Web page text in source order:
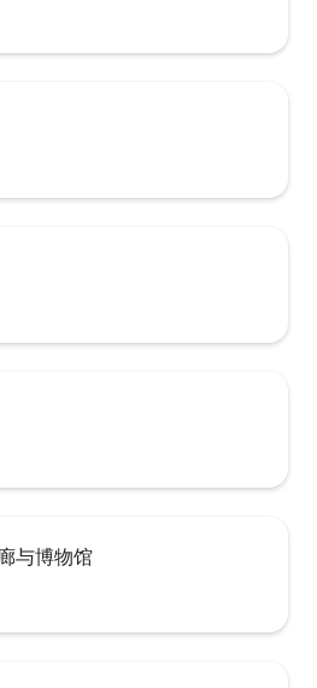
与博物馆